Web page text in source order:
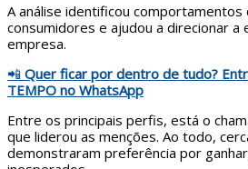
A análise identificou
consumidores e ajudou a direcionar a
empresa.
📲 Quer ficar por dentro de tudo?
TEMPO no WhatsApp
Entre os principais perfis, está o
que liderou as menções. Ao todo,
demonstraram preferência por